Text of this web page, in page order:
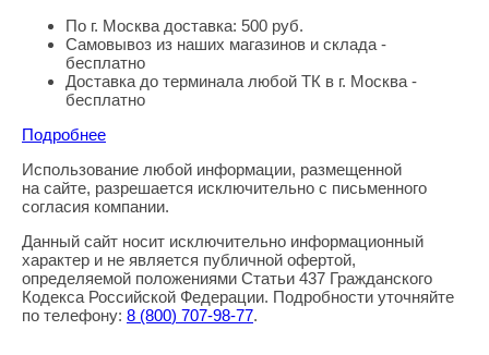
По г. Москва доставка: 500 руб.
Самовывоз из наших магазинов и склада -
бесплатно
Доставка до терминала любой ТК в г. Москва -
бесплатно
Подробнее
Правовая информация
Использование любой информации, размещенной
на сайте, разрешается исключительно с письменного
согласия компании.
Данный сайт носит исключительно информационный
характер и не является публичной офертой,
определяемой положениями Статьи 437 Гражданского
Кодекса Российской Федерации. Подробности уточняйте
по телефону: 8 (800) 707-98-77.